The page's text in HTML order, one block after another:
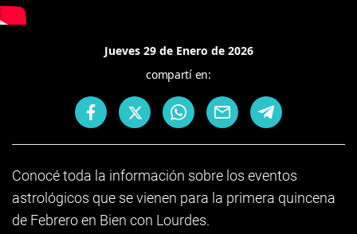
Jueves 29 de Enero de 2026
compartí en:
Conocé toda la información sobre los eventos
astrológicos que se vienen para la primera quincena
de Febrero en Bien con Lourdes.